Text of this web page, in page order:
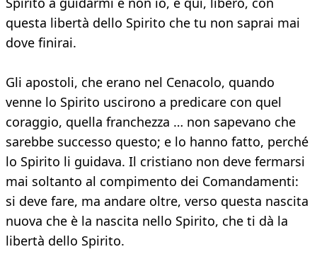
questa libertà dello Spirito che tu non saprai mai
dove finirai.
Gli apostoli, che erano nel Cenacolo, quando
venne lo Spirito uscirono a predicare con quel
coraggio, quella franchezza … non sapevano che
sarebbe successo questo; e lo hanno fatto, perché
lo Spirito li guidava. Il cristiano non deve fermarsi
mai soltanto al compimento dei Comandamenti:
si deve fare, ma andare oltre, verso questa nascita
nuova che è la nascita nello Spirito, che ti dà la
libertà dello Spirito.